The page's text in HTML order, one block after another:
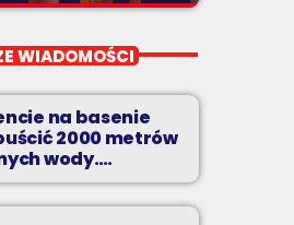
Przebojów
muzyczne plażowe
przebojów,
Wasze pozdrowienia
WIADOMOŚCI
na basenie
2000 metrów
wody.
koszty i ogromna